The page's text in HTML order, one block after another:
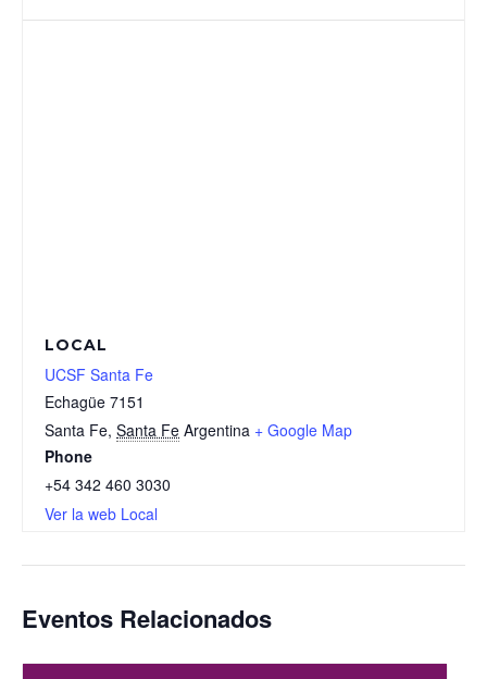
LOCAL
UCSF Santa Fe
Echagüe 7151
Santa Fe, Santa Fe Argentina + Google Map
Phone
+54 342 460 3030
Ver la web Local
Eventos Relacionados